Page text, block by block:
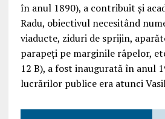
în anul 1890), a contribuit și
Radu, obiectivul necesitând
viaducte, ziduri de sprijin,
parapeți pe marginile râpelor,
12 B), a fost inaugurată în anul
lucrărilor publice era atunci